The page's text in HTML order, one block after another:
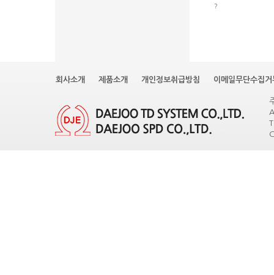
?
회사소개 제품소개 개인정보취급방침 이메일무단수집거